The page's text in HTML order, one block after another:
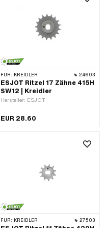
FÜR: KREIDLER 24603
ESJOT Ritzel 17 Zähne 415H
SW12 | Kreidler
Hersteller: ESJOT
EUR 28.60
FÜR: KREIDLER 27503